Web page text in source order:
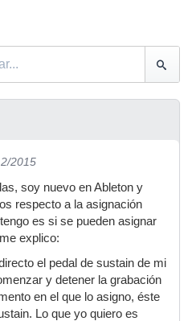
2015
soy nuevo en Ableton y
respecto a la asignación
es si se pueden asignar
explico:
el pedal de sustain de mi
y detener la grabación
en el que lo asigno, éste
Lo que yo quiero es